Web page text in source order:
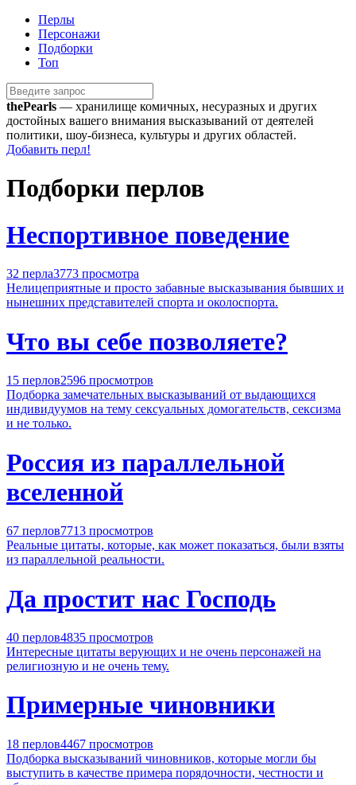
Перлы
Персонажи
Подборки
Топ
thePearls — хранилище комичных, несуразных и других
достойных вашего внимания высказываний от деятелей
политики, шоу-бизнеса, культуры и других областей.
Добавить перл!
Подборки перлов
Неспортивное поведение
32 перла3773 просмотра
Нелицеприятные и просто забавные высказывания бывших и
нынешних представителей спорта и околоспорта.
Что вы себе позволяете?
15 перлов2596 просмотров
Подборка замечательных высказываний от выдающихся
индивидуумов на тему сексуальных домогательств, сексизма
и не только.
Россия из параллельной
вселенной
67 перлов7713 просмотров
Реальные цитаты, которые, как может показаться, были взяты
из параллельной реальности.
Да простит нас Господь
40 перлов4835 просмотров
Интересные цитаты верующих и не очень персонажей на
религиозную и не очень тему.
Примерные чиновники
18 перлов4467 просмотров
Подборка высказываний чиновников, которые могли бы
выступить в качестве примера порядочности, честности и